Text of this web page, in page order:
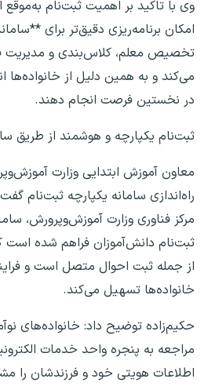
وی با تاکید بر اهمیت ثبت‌نام به‌موقع
امکان برنامه‌ریزی دقیق‌تر برای
تخصیص معلم، کلاس‌بندی و مدیریت
می‌کند و به همین دلیل از خانواده‌ها
در نخستین فرصت انجام دهند.
ثبت‌نام یکپارچه و هوشمند از طریق
معاون آموزش ابتدایی وزارت
راه‌اندازی سامانه یکپارچه ثبت‌نام
مرکز فناوری وزارت آموزش‌وپرورش،
ثبت‌نام دانش‌آموزان فراهم شده است
از جمله ثبت احوال متصل است و
خانواده‌ها تسهیل می‌کند.
حکیم‌زاده توضیح داد: خانواده‌های
مراجعه به پنجره واحد خدمات
اطلاعات هویتی خود و فرزندشان را